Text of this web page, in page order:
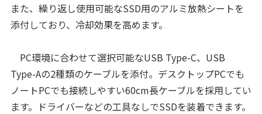
また、繰り返し使用可能なSSD用のアルミ放熱シートを
添付しており、冷却効果を高めます。
PC環境に合わせて選択可能なUSB Type-C、USB
Type-Aの2種類のケーブルを添付。デスクトップPCでも
ノートPCでも接続しやすい60cm長ケーブルを採用してい
ます。ドライバーなどの工具なしでSSDを装着できます。